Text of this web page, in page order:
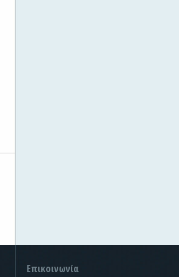
Επικοινωνία